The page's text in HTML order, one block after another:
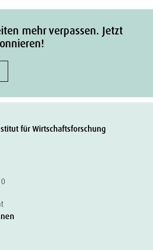
mehr verpassen. Jetzt
für Wirtschaftsforschung